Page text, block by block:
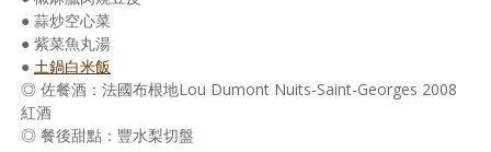
● 蒜炒空心菜
● 紫菜魚丸湯
● 土鍋白米飯
◎ 佐餐酒：法國布根地Lou Dumont Nuits-Saint-Georges 2008
紅酒
◎ 餐後甜點：豐水梨切盤